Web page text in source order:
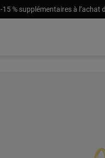
-15 % supplémentaires à l’achat